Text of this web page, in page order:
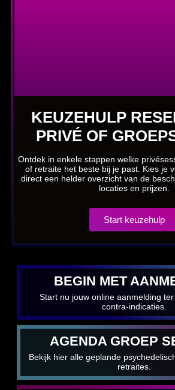
KEUZEHULP
PRIVÉ OF
Ontdek in enkele stappen welke
of retraite het beste bij je past. Kies je
direct een helder overzicht van de
locaties en prijzen.
Start keuzehulp
BEGIN MET
Start nu jouw online aanmelding
contra-indicaties.
AGENDA GROEP
Bekijk hier alle geplande
retraites.